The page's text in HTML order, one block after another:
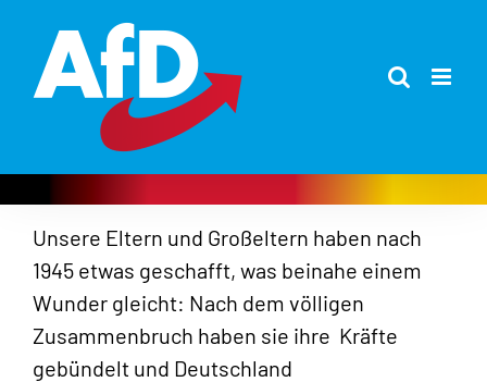
Inhalt
springen
Unsere Eltern und Großeltern haben nach
1945 etwas geschafft, was beinahe einem
Wunder gleicht: Nach dem völligen
Zusammenbruch haben sie ihre Kräfte
gebündelt und Deutschland